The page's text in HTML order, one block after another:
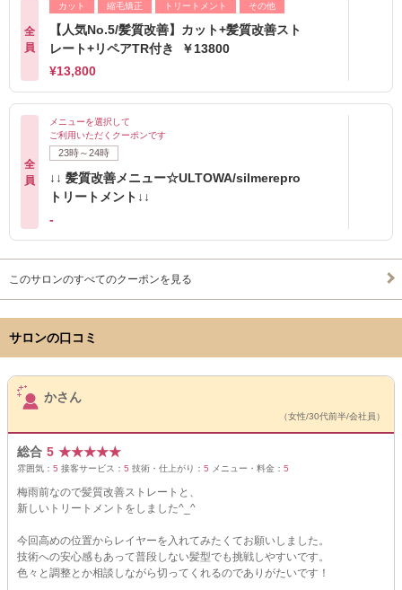
全
員
カット 縮毛矯正 トリートメント その他
【人気No.5/髪質改善】カット+髪質改善スト
レート+リペアTR付き ￥13800
¥13,800
全
員
メニューを選択して
ご利用いただくクーポンです
23時～24時
↓↓ 髪質改善メニュー☆ULTOWA/silmerepro
トリートメント↓↓
-
このサロンのすべてのクーポンを見る
サロンの口コミ
サロンPick Up
かさん
（女性/30代前半/会社員）
総合 5 ★★★★★
雰囲気： 5 接客サービス： 5 技術・仕上がり： 5 メニュー・料金： 5
梅雨前なので髪質改善ストレートと、
新しいトリートメントをしました^_^
今回高めの位置からレイヤーを入れてみたくてお願いしました。
技術への安心感もあって普段しない髪型でも挑戦しやすいです。
色々と調整とか相談しながら切ってくれるのでありがたいです！